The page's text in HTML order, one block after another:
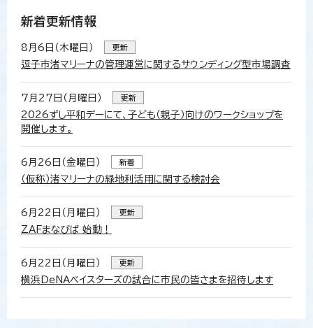
新着更新情報
8月6日（木曜日） 更新
逗子市渚マリーナの管理運営に関するサウンディング型市場調査
7月27日（月曜日） 更新
2026ずし平和デーにて、子ども（親子）向けのワークショップを
開催します。
6月26日（金曜日） 新着
（仮称）渚マリーナの緑地利活用に関する検討会
6月22日（月曜日） 更新
ZAFまなびば 始動！
6月22日（月曜日） 更新
横浜DeNAベイスターズの試合に市民の皆さまを招待します